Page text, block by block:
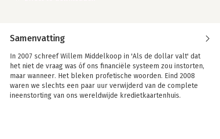
Samenvatting
In 2007 schreef Willem Middelkoop in 'Als de dollar valt' dat
het niet de vraag was óf ons financiële systeem zou instorten,
maar wanneer. Het bleken profetische woorden. Eind 2008
waren we slechts een paar uur verwijderd van de complete
ineenstorting van ons wereldwijde kredietkaartenhuis.